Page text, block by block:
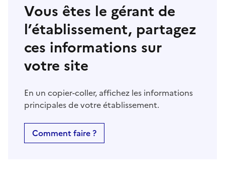
Vous êtes le gérant de
l’établissement, partagez
ces informations sur
votre site
En un copier-coller, affichez les informations
principales de votre établissement.
Comment faire ?